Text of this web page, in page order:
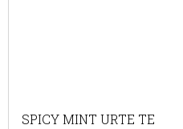
SPICY MINT URTE TE